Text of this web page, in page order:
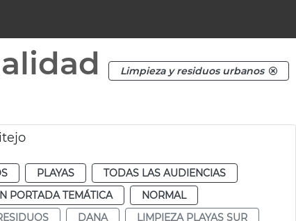
Limpieza y residuos urbanos
PLAYAS
TODAS LAS AUDIENCIAS
PORTADA TEMÁTICA
NORMAL
DANA
LIMPIEZA PLAYAS SUR